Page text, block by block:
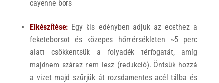
cayenne bors
Elkészítése:Egy kis edényben adjuk az ecethez a
feketeborsot és közepes hőmérsékleten ~5 perc
alatt csökkentsük a folyadék térfogatát, amíg
majdnem száraz nem lesz (redukció). Öntsük hozzá
a vizet majd szűrjük át rozsdamentes acél tálba és